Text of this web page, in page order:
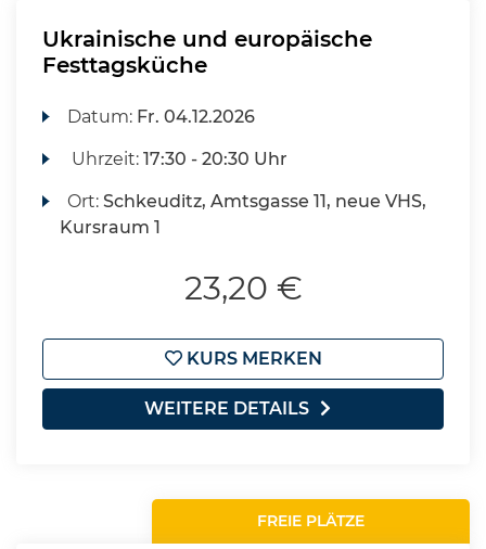
Ukrainische und europäische
Festtagsküche
Datum: Fr. 04.12.2026
Uhrzeit:17:30 - 20:30 Uhr
Ort:Schkeuditz, Amtsgasse 11, neue VHS,
Kursraum 1
23,20 €
KURS MERKEN
WEITERE DETAILS
FREIE PLÄTZE